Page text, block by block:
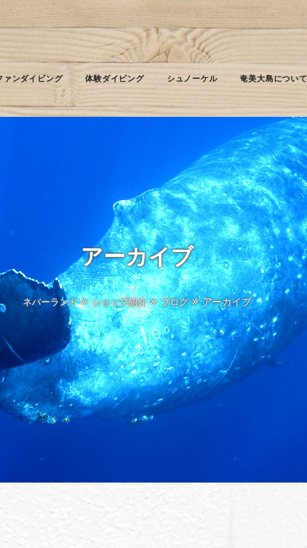
ァンダイビング 体験ダイビング シュノーケル 奄美大島について
アーカイブ
ネバーランド ショップ紹介 ブログ アーカイブ